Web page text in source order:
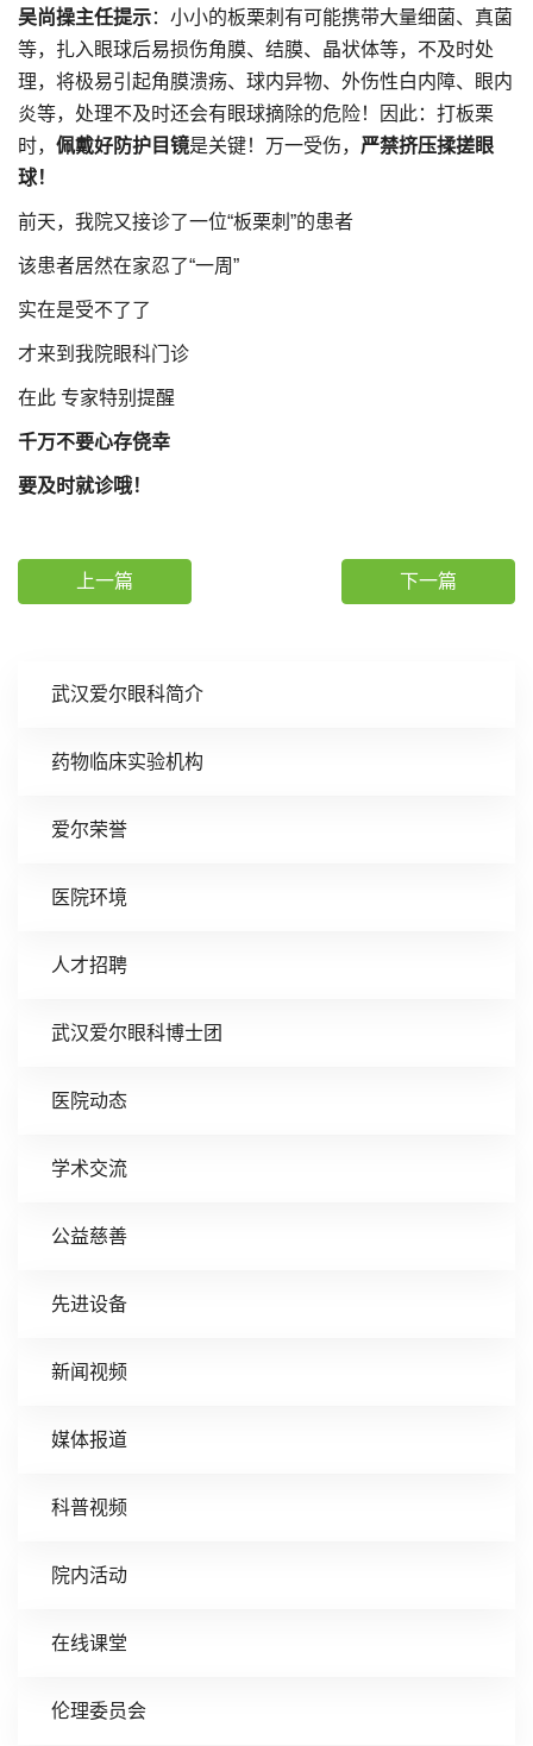
武汉爱尔眼科简介
药物临床实验机构
爱尔荣誉
医院环境
人才招聘
武汉爱尔眼科博士团
医院动态
学术交流
公益慈善
先进设备
新闻视频
媒体报道
科普视频
院内活动
在线课堂
伦理委员会
吴尚操主任提示：小小的板栗刺有可能携带大量细菌、真菌
等，扎入眼球后易损伤角膜、结膜、晶状体等，不及时处
理，将极易引起角膜溃疡、球内异物、外伤性白内障、眼内
炎等，处理不及时还会有眼球摘除的危险！因此：打板栗
时， 佩戴好防护目镜是关键！万一受伤， 严禁挤压揉搓眼
球！
前天，我院又接诊了一位“板栗刺”的患者
该患者居然在家忍了“一周”
实在是受不了了
才来到我院眼科门诊
在此 专家特别提醒
千万不要心存侥幸
要及时就诊哦！
上一篇 下一篇